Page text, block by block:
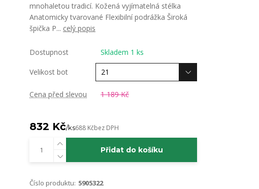
mnohaletou tradicí. Kožená vyjímatelná stélka
Anatomicky tvarované Flexibilní podrážka Široká
špička P... celý popis
Dostupnost Skladem 1 ks
Velikost bot
Cena před slevou 1 189 Kč
832 Kč/ks688 Kčbez DPH
Přidat do košíku
Číslo produktu: 5905322